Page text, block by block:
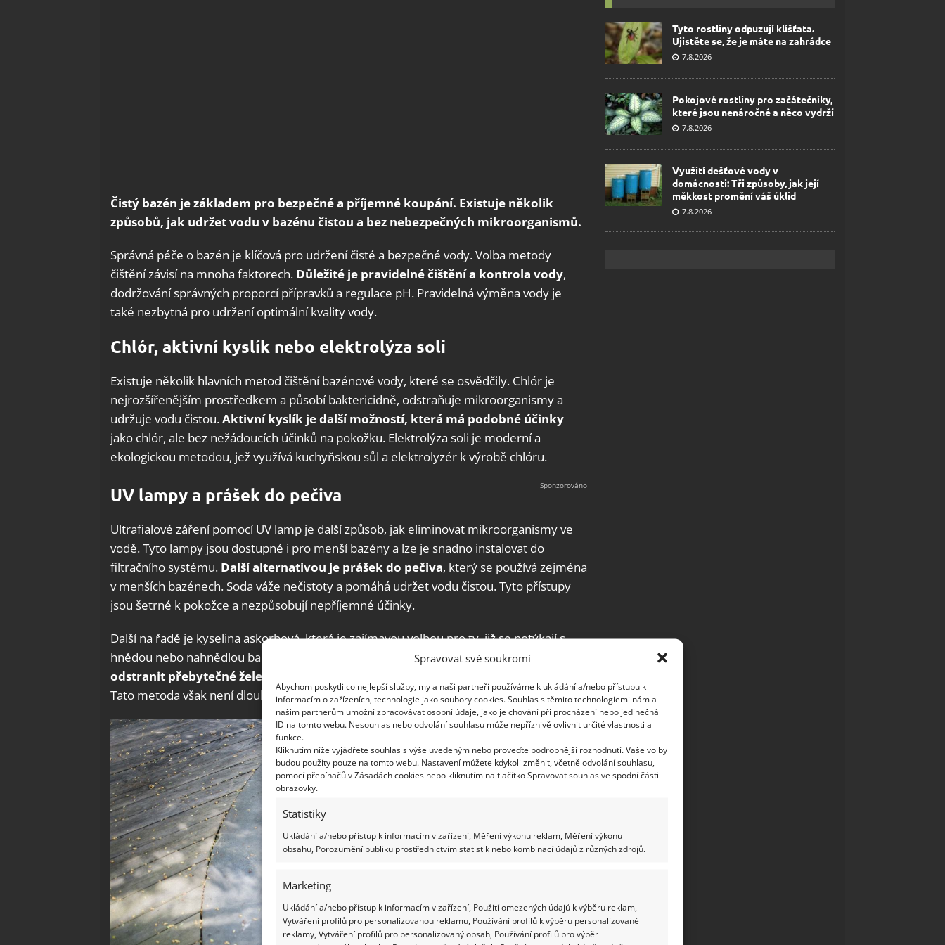
Spravovat své soukromí
Abychom poskytli co nejlepší služby, my a naši partneři používáme k ukládání a/nebo přístupu k
informacím o zařízeních, technologie jako soubory cookies. Souhlas s těmito technologiemi nám a
našim partnerům umožní zpracovávat osobní údaje, jako je chování při procházení nebo jedinečná
ID na tomto webu. Nesouhlas nebo odvolání souhlasu může nepříznivě ovlivnit určité vlastnosti a
funkce.
Kliknutím níže vyjádřete souhlas s výše uvedeným nebo proveďte podrobnější rozhodnutí. Vaše volby
budou použity pouze na tomto webu. Nastavení můžete kdykoli změnit, včetně odvolání souhlasu,
pomocí přepínačů v Zásadách cookies nebo kliknutím na tlačítko Spravovat souhlas ve spodní části
obrazovky.
Statistiky
Ukládání a/nebo přístup k informacím v zařízení, Měření výkonu reklam, Měření výkonu
obsahu, Porozumění publiku prostřednictvím statistik nebo kombinací údajů z různých zdrojů.
Marketing
Ukládání a/nebo přístup k informacím v zařízení, Použití omezených údajů k výběru reklam,
Vytváření profilů pro personalizovanou reklamu, Používání profilů k výběru personalizované
reklamy, Vytváření profilů pro personalizovaný obsah, Používání profilů pro výběr
Čistý bazén je základem pro bezpečné a příjemné koupání. Existuje několik
způsobů, jak udržet vodu v bazénu čistou a bez nebezpečných mikroorganismů.
Správná péče o bazén je klíčová pro udržení čisté a bezpečné vody. Volba metody
čištění závisí na mnoha faktorech. Důležité je pravidelné čištění a kontrola vody,
dodržování správných proporcí přípravků a regulace pH. Pravidelná výměna vody je
také nezbytná pro udržení optimální kvality vody.
Chlór, aktivní kyslík nebo elektrolýza soli
Existuje několik hlavních metod čištění bazénové vody, které se osvědčily. Chlór je
nejrozšířenějším prostředkem a působí baktericidně, odstraňuje mikroorganismy a
udržuje vodu čistou.Aktivní kyslík je další možností, která má podobné účinky
jako chlór, ale bez nežádoucích účinků na pokožku. Elektrolýza soli je moderní a
ekologickou metodou, jež využívá kuchyňskou sůl a elektrolyzér k výrobě chlóru.
UV lampy a prášek do pečiva
Ultrafialové záření pomocí UV lamp je další způsob, jak eliminovat mikroorganismy ve
vodě. Tyto lampy jsou dostupné i pro menší bazény a lze je snadno instalovat do
filtračního systému. Další alternativou je prášek do pečiva, který se používá zejména
v menších bazénech. Soda váže nečistoty a pomáhá udržet vodu čistou. Tyto přístupy
jsou šetrné k pokožce a nezpůsobují nepříjemné účinky.
Další na řadě je kyselina askorbová, která je zajímavou volbou pro ty, již se potýkají s
hnědou nebo nahnědlou barvou vody v bazénu. Přidání tohotovitamínu C pomáhá
odstranit přebytečné železo
Tato metoda však není dlouhodobě účinná proti bakteriím a řasám.
Tyto rostliny odpuzují klíšťata.
Ujistěte se, že je máte na zahrádce
7.8.2026
Pokojové rostliny pro začátečníky,
které jsou nenáročné a něco vydrží
7.8.2026
Využití dešťové vody v
domácnosti: Tři způsoby, jak její
měkkost promění váš úklid
7.8.2026